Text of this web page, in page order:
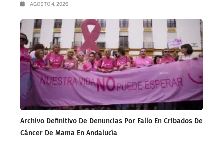
AGOSTO 4, 2026
Archivo Definitivo De Denuncias Por Fallo En Cribados De
Cáncer De Mama En Andalucía